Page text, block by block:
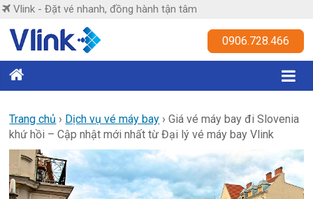
Skip
content
Vlink - Đặt vé nhanh, đồng hành tận tâm
Vlink
nhanh,
đồng
hành
tận
tâm
0906.728.466
Trang chủ › Dịch vụ vé máy bay ›Giá vé máy bay đi Slovenia
khứ hồi – Cập nhật mới nhất từ Đại lý vé máy bay Vlink